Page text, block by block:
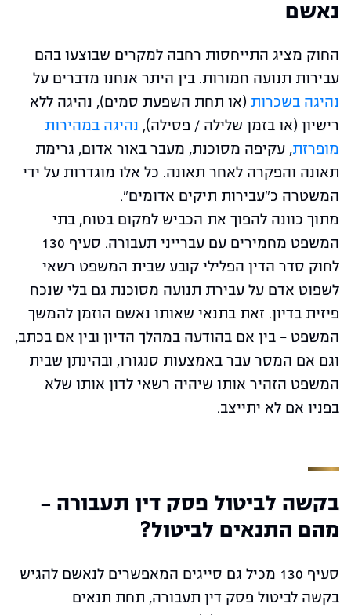
נאשם
החוק מציג התייחסות רחבה למקרים שבוצעו בהם
עבירות תנועה חמורות. בין היתר אנחנו מדברים על
נהיגה בשכרות (או תחת השפעת סמים), נהיגה ללא
רישיון (או בזמן שלילה / פסילה), נהיגה במהירות
מופרזת, עקיפה מסוכנת, מעבר באור אדום, גרימת
תאונה והפקרה לאחר תאונה. כל אלו מוגדרות על ידי
המשטרה כ"עבירות תיקים אדומים".
מתוך כוונה להפוך את הכביש למקום בטוח, בתי
המשפט מחמירים עם עברייני תעבורה. סעיף 130
לחוק סדר הדין הפלילי קובע שבית המשפט רשאי
לשפוט אדם על עבירת תנועה מסוכנת גם בלי שנכח
פיזית בדיון. זאת בתנאי שאותו נאשם הוזמן להמשך
המשפט – בין אם בהודעה במהלך הדיון ובין אם בכתב,
וגם אם המסר עבר באמצעות סנגורו, ובהינתן שבית
המשפט הזהיר אותו שיהיה רשאי לדון אותו שלא
בפניו אם לא יתייצב.
בקשה לביטול פסק דין תעבורה –
מהם התנאים לביטול?
סעיף 130 מכיל גם סייגים המאפשרים לנאשם להגיש
בקשה לביטול פסק דין תעבורה, תחת תנאים